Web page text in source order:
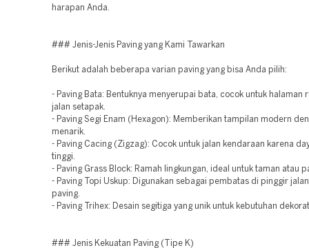
harapan Anda.
### Jenis-Jenis Paving yang Kami Tawarkan
Berikut adalah beberapa varian paving yang bisa Anda pilih:
- Paving Bata: Bentuknya menyerupai bata, cocok untuk halaman
jalan setapak.
- Paving Segi Enam (Hexagon): Memberikan tampilan modern
menarik.
- Paving Cacing (Zigzag): Cocok untuk jalan kendaraan karena
tinggi.
- Paving Grass Block: Ramah lingkungan, ideal untuk taman atau
- Paving Topi Uskup: Digunakan sebagai pembatas di pinggir
paving.
- Paving Trihex: Desain segitiga yang unik untuk kebutuhan
### Jenis Kekuatan Paving (Tipe K)